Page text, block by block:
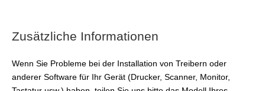
Zusätzliche Informationen
Wenn Sie Probleme bei der Installation von Treibern oder
anderer Software für Ihr Gerät (Drucker, Scanner, Monitor,